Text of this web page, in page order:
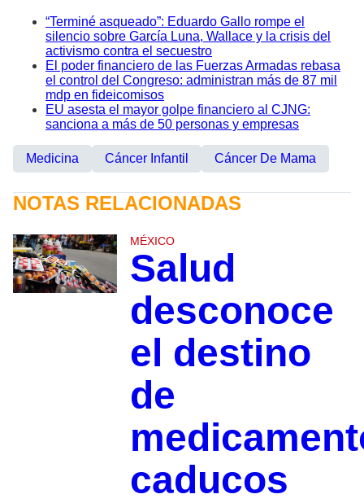
“Terminé asqueado”: Eduardo Gallo rompe el
silencio sobre García Luna, Wallace y la crisis del
activismo contra el secuestro
El poder financiero de las Fuerzas Armadas rebasa
el control del Congreso: administran más de 87 mil
mdp en fideicomisos
EU asesta el mayor golpe financiero al CJNG:
sanciona a más de 50 personas y empresas
Medicina Cáncer Infantil Cáncer De Mama
NOTAS RELACIONADAS
MÉXICO
Salud
desconoce
el destino
de
caducos